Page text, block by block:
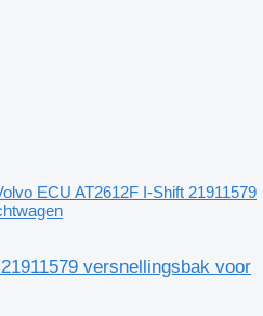
ECU AT2612F I-Shift 21911579
versnellingsbak voor